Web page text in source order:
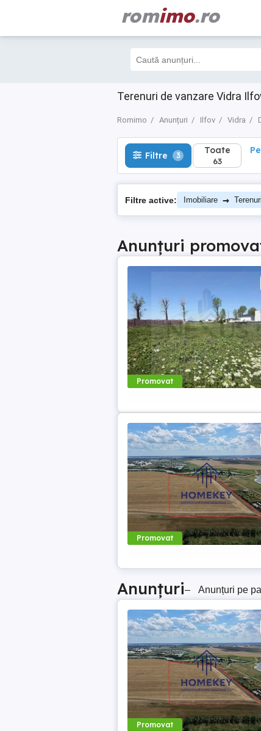
romimo.ro
Terenuri de vanzare Vidra
Romimo Anunțuri Ilfov Vidra
Filtre 3 Toate
63
Filtre 3 Toate
63
Filtre active: Imobiliare →
Anunțuri
Promovat
Promovat
Anunțuri– Anunțuri pe
Promovat